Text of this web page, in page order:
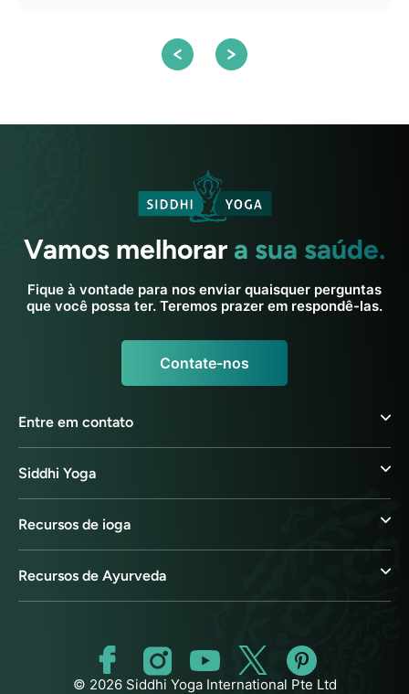
Vamos melhorar a sua saúde.
Fique à vontade para nos enviar quaisquer perguntas
que você possa ter. Teremos prazer em respondê-las.
Contate-nos
Entre em contato
Siddhi Yoga
Recursos de ioga
Recursos de Ayurveda
© 2026 Siddhi Yoga International Pte Ltd